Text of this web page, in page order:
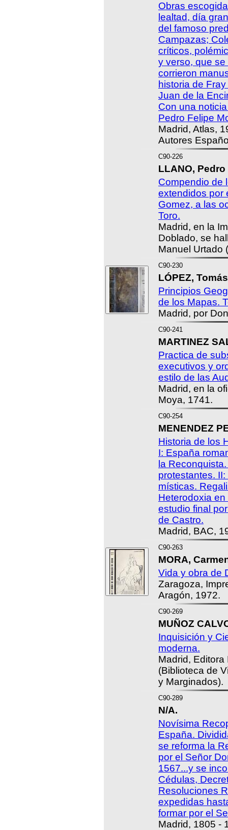
Obras
lealtad, día
del famoso
Campazas;
críticos,
y verso, que
corrieron
historia de
Juan de la
Con una
Pedro Felipe
Madrid, Atlas,
Autores
C90-226
LLANO,
Compendio de
extendidos por
Gomez, a las
Toro.
Madrid, en la
Doblado, se
Manuel Urtado
C90-230
LÓPEZ,
Principios
de los Mapas.
Madrid, por
C90-241
MARTINEZ
Practica de
executivos y
estilo de las
Madrid, en la
Moya, 1741.
C90-254
MENENDEZ
Historia de los
I: España
la
protestantes.
místicas.
Heterodoxia
estudio final
de Castro.
Madrid, BAC,
C90-263
MORA,
Vida y obra de
Zaragoza,
Aragón, 1972.
C90-269
MUÑOZ
Inquisición y
moderna.
Madrid,
(Biblioteca de
y Marginados).
C90-289
N/A.
Novísima
España.
se reforma la
por el Señor
1567...y se
Cédulas,
Resoluciones
expedidas
formar por el
Madrid, 1805 -